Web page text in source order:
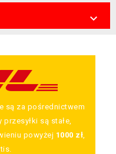

są za pośrednictwem
są stałe,
powyżej 1000 zł